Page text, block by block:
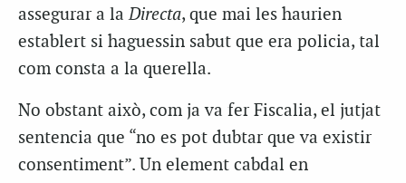
assegurar a laDirecta, que mai les haurien
establert si haguessin sabut que era policia, tal
com consta a la querella.
No obstant això, com ja va fer Fiscalia, el jutjat
sentencia que “no es pot dubtar que va existir
consentiment”. Un element cabdal en